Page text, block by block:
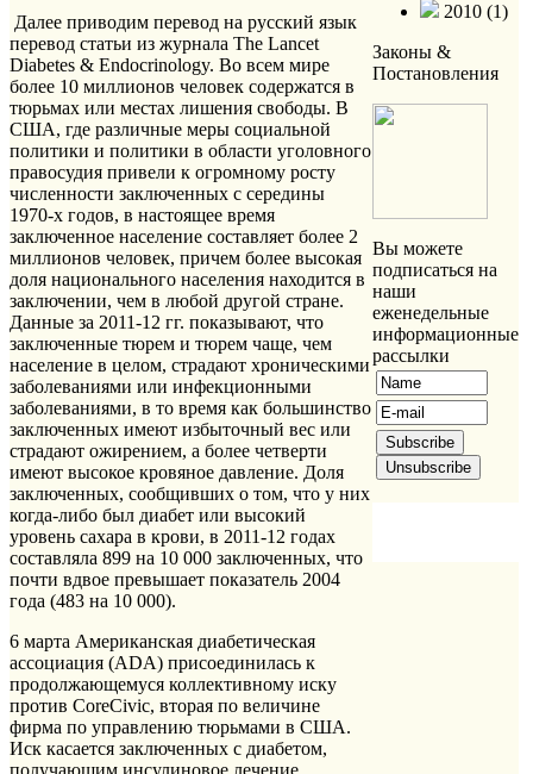
Далее приводим перевод на русский язык
перевод статьи из журнала The Lancet
Diabetes & Endocrinology. Во всем мире
более 10 миллионов человек содержатся в
тюрьмах или местах лишения свободы. В
США, где различные меры социальной
политики и политики в области уголовного
правосудия привели к огромному росту
численности заключенных с середины
1970-х годов, в настоящее время
заключенное население составляет более 2
миллионов человек, причем более высокая
доля национального населения находится в
заключении, чем в любой другой стране.
Данные за 2011-12 гг. показывают, что
заключенные тюрем и тюрем чаще, чем
население в целом, страдают хроническими
заболеваниями или инфекционными
заболеваниями, в то время как большинство
заключенных имеют избыточный вес или
страдают ожирением, а более четверти
имеют высокое кровяное давление. Доля
заключенных, сообщивших о том, что у них
когда-либо был диабет или высокий
уровень сахара в крови, в 2011-12 годах
составляла 899 на 10 000 заключенных, что
почти вдвое превышает показатель 2004
года (483 на 10 000).
6 марта Американская диабетическая
ассоциация (ADA) присоединилась к
продолжающемуся коллективному иску
против CoreCivic, вторая по величине
фирма по управлению тюрьмами в США.
Иск касается заключенных с диабетом,
получающим инсулиновое лечение,
2010 (1)
Законы &
Постановления
Вы можете
подписаться на
наши
еженедельные
информационные
рассылки